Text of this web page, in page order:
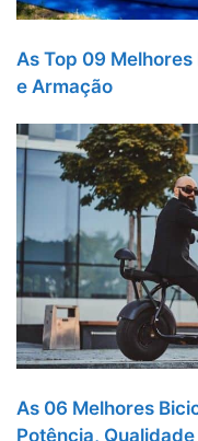
As Top 09
e Armação
As 06 Melhores
Potência,